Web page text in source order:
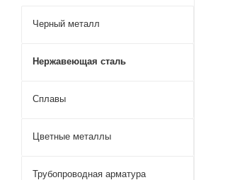
Черный металл
Нержавеющая сталь
Сплавы
Цветные металлы
Трубопроводная арматура